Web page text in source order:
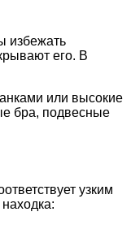
избежать
его. В
или высокие
бра, подвесные
узким